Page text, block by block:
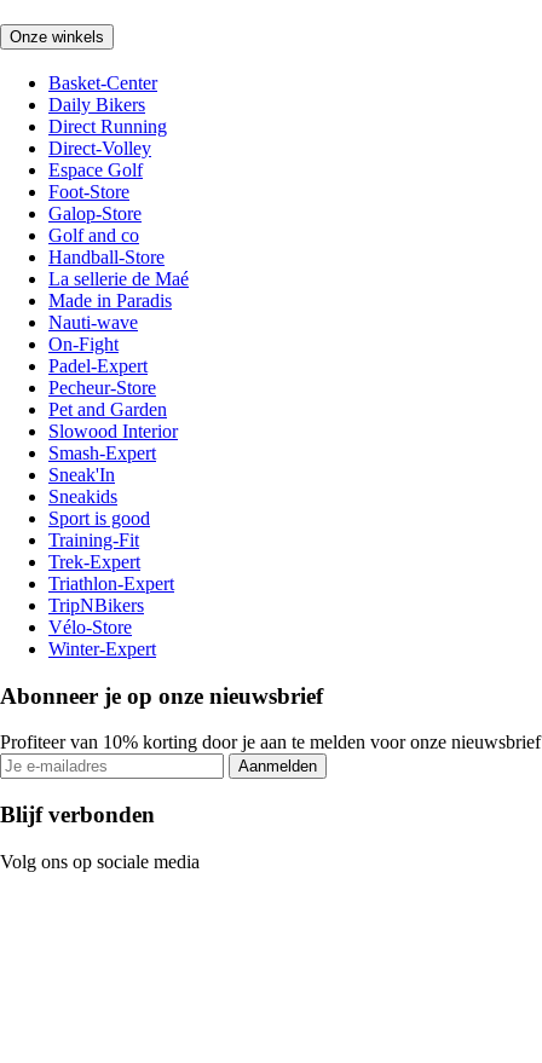
Onze winkels
Basket-Center
Daily Bikers
Direct Running
Direct-Volley
Espace Golf
Foot-Store
Galop-Store
Golf and co
Handball-Store
La sellerie de Maé
Made in Paradis
Nauti-wave
On-Fight
Padel-Expert
Pecheur-Store
Pet and Garden
Slowood Interior
Smash-Expert
Sneak'In
Sneakids
Sport is good
Training-Fit
Trek-Expert
Triathlon-Expert
TripNBikers
Vélo-Store
Winter-Expert
Abonneer je op onze nieuwsbrief
Profiteer van 10% korting door je aan te melden voor onze nieuwsbrief
Aanmelden
Blijf verbonden
Volg ons op sociale media